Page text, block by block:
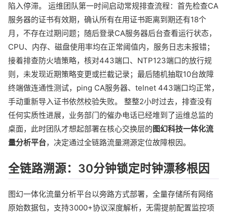
陷入停滞。 运维团队第一时间启动常规排查流程：首先检查CA
服务器的证书有效期，确认所有在用证书距离到期还有18个
月，不存在过期问题；随后登录CA服务器后台查看运行状态，
CPU、内存、磁盘使用率均在正常阈值内，服务日志未报错；
接着排查防火墙策略，核对443端口、NTP123端口的放行规
则，未发现近期策略变更或拦截记录；最后随机抽取10台故障
终端做连通性测试，ping CA服务器、telnet 443端口均正常，
手动重新导入证书依然校验失败。 整整2小时过去，排查没有
任何实质性进展，业务部门的催办电话已经堆到了运维总监的
桌面，此时团队才想起部署在核心交换层的图幻科技一体化流
量分析平台，决定通过全链路流量溯源定位故障根因。
全链路溯源：30分钟锁定时钟漂移根因
图幻一体化流量分析平台以旁路方式部署，全量存储所有网络
原始数据包，支持3000+协议深度解析，无需提前配置监控项